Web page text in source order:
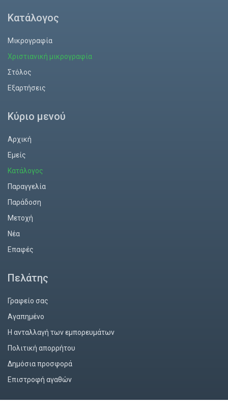
Κατάλογος
Μικρογραφία
Χριστιανική μικρογραφία
Στόλος
Εξαρτήσεις
Κύριο μενού
Αρχική
Εμείς
Κατάλογος
Παραγγελία
Παράδοση
Mετοχή
Νέα
Επαφές
Πελάτης
Γραφείο σας
Αγαπημένο
Η ανταλλαγή των εμπορευμάτων
Πολιτική απορρήτου
Δημόσια προσφορά
Επιστροφή αγαθών